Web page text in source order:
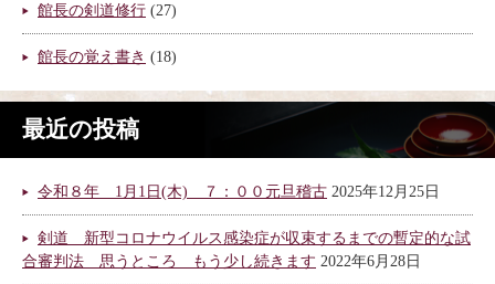
館長の剣道修行 (27)
館長の覚え書き (18)
最近の投稿
令和８年 1月1日(木) ７：００元旦稽古 2025年12月25日
剣道 新型コロナウイルス感染症が収束するまでの暫定的な試
合審判法 思うところ もう少し続きます 2022年6月28日